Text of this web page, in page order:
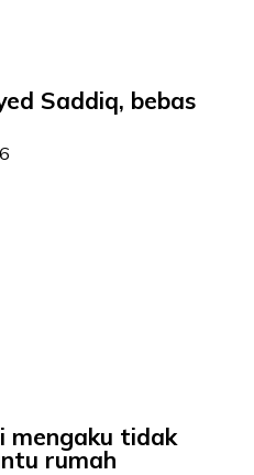
Saddiq, bebas
mengaku tidak
rumah